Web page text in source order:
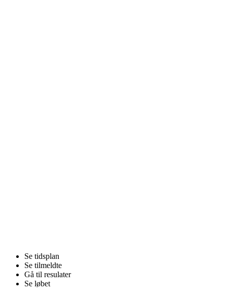
Se tidsplan
Se tilmeldte
Gå til resulater
Se løbet